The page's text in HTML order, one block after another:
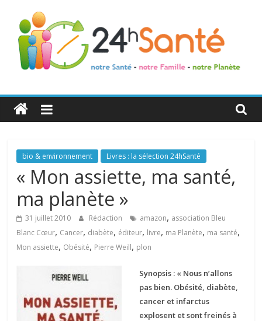
24h
Santé
La
santé
de
toute
famille
bio & environnement Livres : la sélection 24hSanté
« Mon assiette, ma santé,
ma planète »
31 juillet 2010 Rédaction amazon, association Bleu
Blanc Cœur, Cancer, diabète, éditeur, livre, ma Planète, ma santé,
Mon assiette, Obésité, Pierre Weill, plon
Synopsis : « Nous n’allons
pas bien. Obésité, diabète,
cancer et infarctus
explosent et sont freinés à